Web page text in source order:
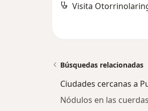
Visita
Búsquedas relacionadas
Ciudades cercanas a
Nódulos en las